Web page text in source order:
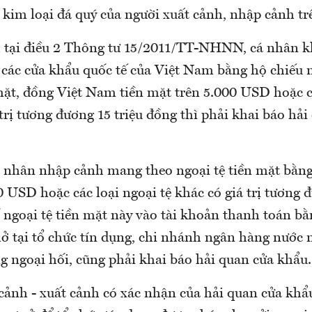
loại đá quý của người xuất cảnh, nhập cảnh
tại điều 2 Thông tư 15/2011/TT-NHNN, cá nhân
cửa khẩu quốc tế của Việt Nam bằng hộ chiếu
đồng Việt Nam tiền mặt trên 5.000 USD hoặc
tương đương 15 triệu đồng thì phải khai báo hải
nhân nhập cảnh mang theo ngoại tệ tiền mặt
USD hoặc các loại ngoại tệ khác có giá trị tương
ngoại tệ tiền mặt này vào tài khoản thanh toán
tại tổ chức tín dụng, chi nhánh ngân hàng nước
ngoại hối, cũng phải khai báo hải quan cửa khẩu.
- xuất cảnh có xác nhận của hải quan cửa